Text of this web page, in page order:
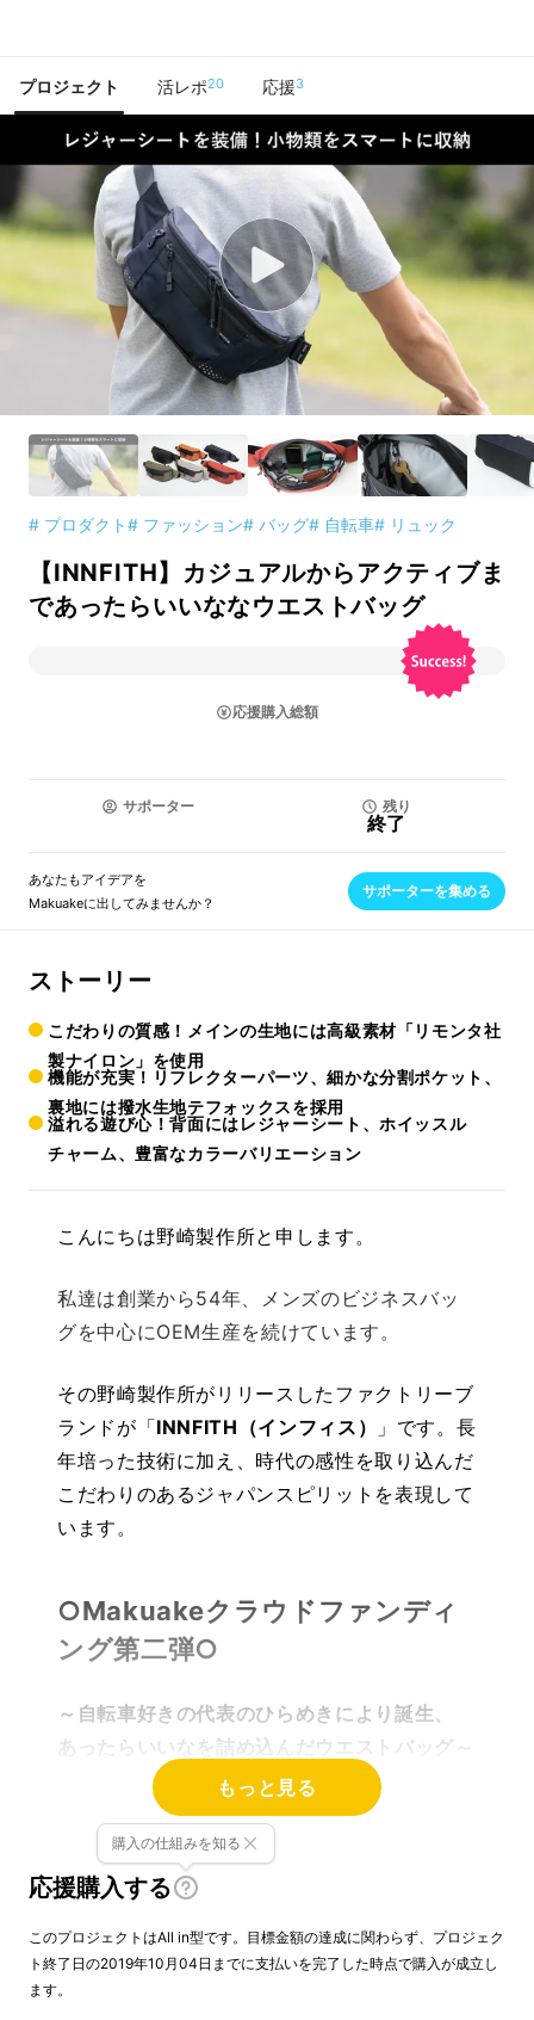
プロジェクト 活レポ20 応援3
# プロダクト# ファッション# バッグ# 自転車# リュック
【INNFITH】カジュアルからアクティブま
であったらいいななウエストバッグ
応援購入総額
サポーター 残り
終了
あなたもアイデアを
Makuakeに出してみませんか？
サポーターを集める
ストーリー
こだわりの質感！メインの生地には高級素材「リモンタ社
製ナイロン」を使用
機能が充実！リフレクターパーツ、細かな分割ポケット、
裏地には撥水生地テフォックスを採用
溢れる遊び心！背面にはレジャーシート、ホイッスル
チャーム、豊富なカラーバリエーション
こんにちは野崎製作所と申します。
私達は創業から54年、メンズのビジネスバッ
グを中心にOEM生産を続けています。
その野崎製作所がリリースしたファクトリーブ
ランドが「INNFITH（インフィス）
」です。長
年培った技術に加え、時代の感性を取り込んだ
こだわりのあるジャパンスピリットを表現して
います。
○Makuakeクラウドファンディ
ング第二弾○
～自転車好きの代表のひらめきにより誕生、
あったらいいなを詰め込んだウエストバッグ～
突然ですが皆様は、こんな経験ございません
「公園や公共のベンチでちょっと休みたいけ
ど、汚れている所に座りたくはない」
「天気のいい日に公園へ...あ、レジャーシート
もっと見る
応援購入する
購入の仕組みを知る
このプロジェクトはAll in型です。目標金額の達成に関わらず、プロジェク
ト終了日の2019年10月04日までに支払いを完了した時点で購入が成立し
ます。